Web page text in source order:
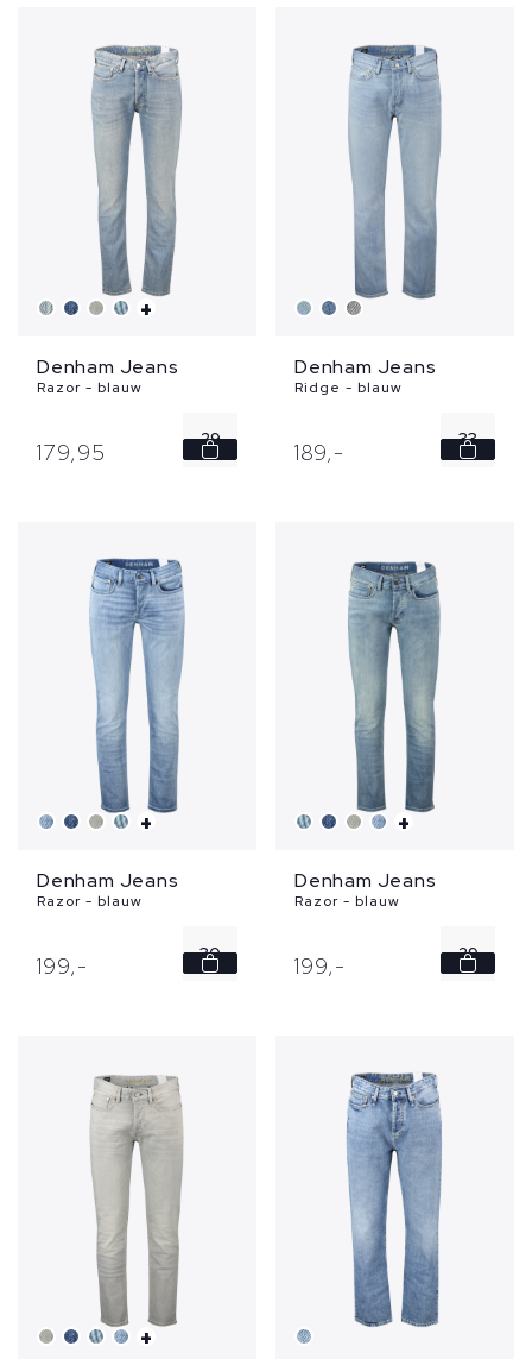
+
Denham Jeans
Razor - blauw
179,95 29
Denham Jeans
Ridge - blauw
189,- 33
+
Denham Jeans
Razor - blauw
199,- 30
+
Denham Jeans
Razor - blauw
199,- 29
+